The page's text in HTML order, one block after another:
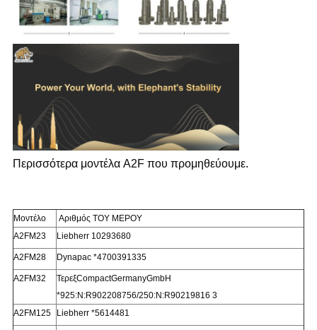
Περισσότερα μοντέλα A2F που προμηθεύουμε.
Μοντέλο
Αριθμός ΤΟΥ ΜΕΡΟΥ
Α2FM23
Liebherr 10293680
Α2FM28 Dynapac *4700391335
Α2FM32
ΤερεξCompactGermanyGmbH
*925:N:R902208756/250:N:R90219816 3
Α2FM125
Liebherr *5614481